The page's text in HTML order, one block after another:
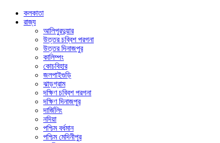
কলকাতা
রাজ্য
আলিপুরদুয়ার
উত্তর চব্বিশ পরগনা
উত্তর দিনাজপুর
কালিম্পং
কোচবিহার
জলপাইগুড়ি
ঝাড়গ্রাম
দক্ষিণ চব্বিশ পরগনা
দক্ষিণ দিনাজপুর
দার্জিলিং
নদিয়া
পশ্চিম বর্ধমান
পশ্চিম মেদিনীপুর